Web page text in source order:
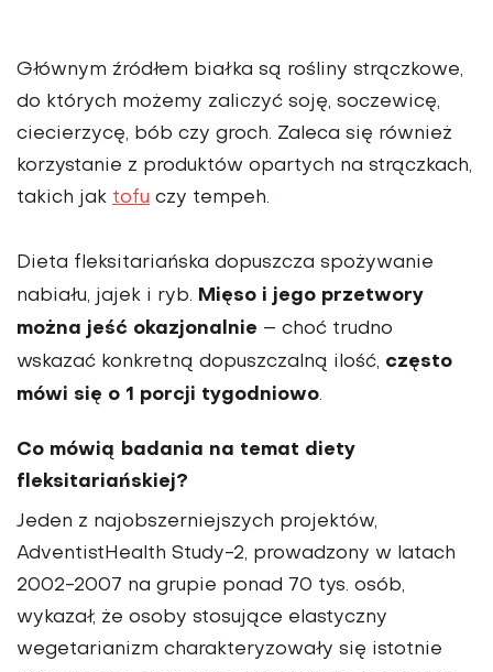
Głównym źródłem białka są rośliny strączkowe,
do których możemy zaliczyć soję, soczewicę,
ciecierzycę, bób czy groch. Zaleca się również
korzystanie z produktów opartych na strączkach,
takich jak tofu czy tempeh.
Dieta fleksitariańska dopuszcza spożywanie
nabiału, jajek i ryb. Mięso i jego przetwory
można jeść okazjonalnie – choć trudno
wskazać konkretną dopuszczalną ilość, często
mówi się o 1 porcji tygodniowo.
Co mówią badania na temat diety
fleksitariańskiej?
Jeden z najobszerniejszych projektów,
AdventistHealth Study-2, prowadzony w latach
2002-2007 na grupie ponad 70 tys. osób,
wykazał, że osoby stosujące elastyczny
wegetarianizm charakteryzowały się istotnie